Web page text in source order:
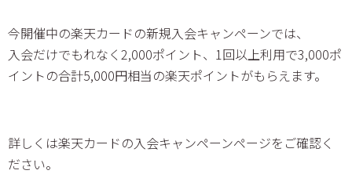
今開催中の楽天カードの新規入会キャンペーンでは、
入会だけでもれなく2,000ポイント、1回以上利用で3,000ポ
イントの合計5,000円相当の楽天ポイントがもらえます。
詳しくは楽天カードの入会キャンペーンページをご確認く
ださい。